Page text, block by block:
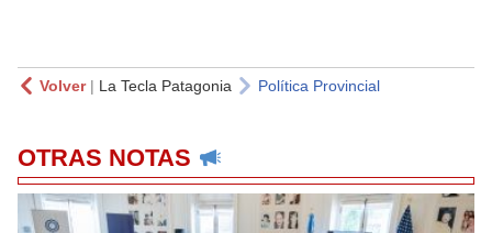
Volver| La Tecla Patagonia Política Provincial
OTRAS NOTAS